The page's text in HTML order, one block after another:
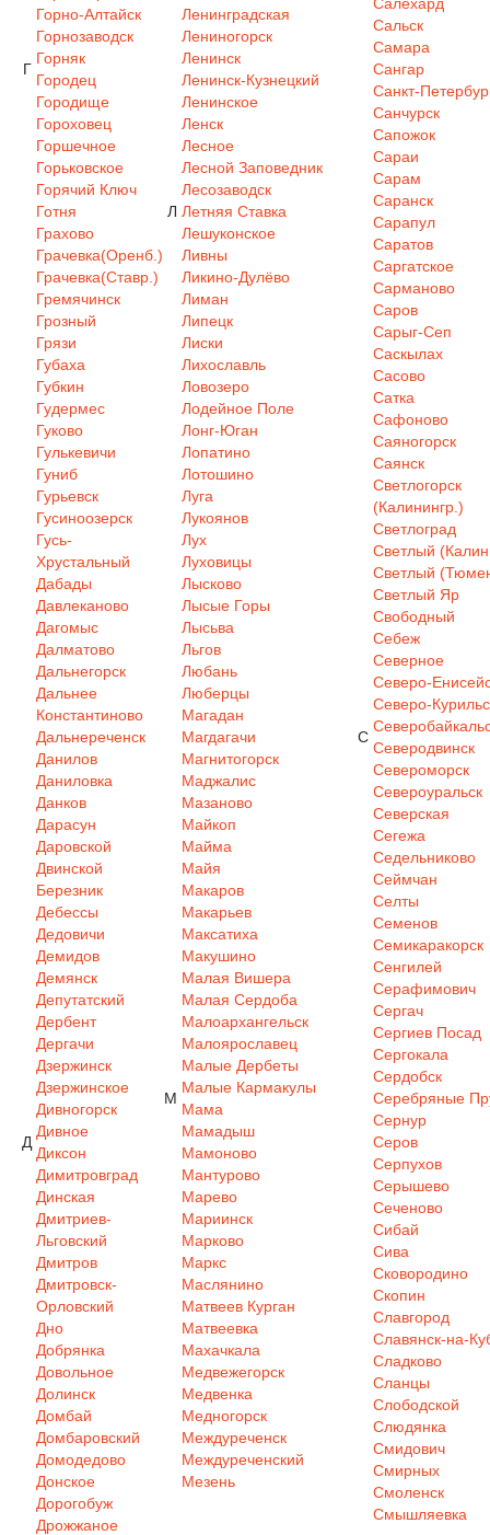
Г
Горно-Алтайск
Горнозаводск
Горняк
Городец
Городище
Гороховец
Горшечное
Горьковское
Горячий Ключ
Готня
Грахово
Грачевка(Оренб.)
Грачевка(Ставр.)
Гремячинск
Грозный
Грязи
Губаха
Губкин
Гудермес
Гуково
Гулькевичи
Гуниб
Гурьевск
Гусиноозерск
Гусь-
Хрустальный
Д
Дабады
Давлеканово
Дагомыс
Далматово
Дальнегорск
Дальнее
Константиново
Дальнереченск
Данилов
Даниловка
Данков
Дарасун
Даровской
Двинской
Березник
Дебессы
Дедовичи
Демидов
Демянск
Депутатский
Дербент
Дергачи
Дзержинск
Дзержинское
Дивногорск
Дивное
Диксон
Димитровград
Динская
Дмитриев-
Льговский
Дмитров
Дмитровск-
Орловский
Дно
Добрянка
Довольное
Долинск
Домбай
Домбаровский
Домодедово
Донское
Дорогобуж
Дрожжаное
Л
Ленинградская
Лениногорск
Ленинск
Ленинск-Кузнецкий
Ленинское
Ленск
Лесное
Лесной Заповедник
Лесозаводск
Летняя Ставка
Лешуконское
Ливны
Ликино-Дулёво
Лиман
Липецк
Лиски
Лихославль
Ловозеро
Лодейное Поле
Лонг-Юган
Лопатино
Лотошино
Луга
Лукоянов
Лух
Луховицы
Лысково
Лысые Горы
Лысьва
Льгов
Любань
Люберцы
М
Магадан
Магдагачи
Магнитогорск
Маджалис
Мазаново
Майкоп
Майма
Майя
Макаров
Макарьев
Максатиха
Макушино
Малая Вишера
Малая Сердоба
Малоархангельск
Малоярославец
Малые Дербеты
Малые Кармакулы
Мама
Мамадыш
Мамоново
Мантурово
Марево
Мариинск
Марково
Маркс
Маслянино
Матвеев Курган
Матвеевка
Махачкала
Медвежегорск
Медвенка
Медногорск
Междуреченск
Междуреченский
Мезень
С
Сальск
Самара
Сангар
Санкт-
Санчурск
Сапожок
Сараи
Сарам
Саранск
Сарапул
Саратов
Саргатское
Сарманово
Саров
Сарыг-Сеп
Саскылах
Сасово
Сатка
Сафоново
Саяногорск
Саянск
Светлогорск
(Калинингр.)
Светлоград
Светлый
Светлый
Светлый Яр
Свободный
Себеж
Северное
Северо-
Северо-
Северодвинск
Североморск
Североуральск
Северская
Сегежа
Седельниково
Сеймчан
Селты
Семенов
Семикаракорск
Сенгилей
Серафимович
Сергач
Сергиев Посад
Сергокала
Сердобск
Серебряные
Сернур
Серов
Серпухов
Серышево
Сеченово
Сибай
Сива
Сковородино
Скопин
Славгород
Славянск-на-
Сладково
Сланцы
Слободской
Слюдянка
Смидович
Смирных
Смоленск
Смышляевка